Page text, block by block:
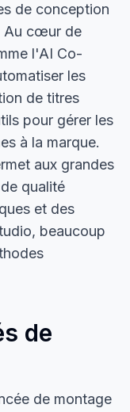
de conception
Au cœur de
l'AI Co-
les
de titres
pour gérer les
à la marque.
aux grandes
qualité
et des
beaucoup
de
de montage